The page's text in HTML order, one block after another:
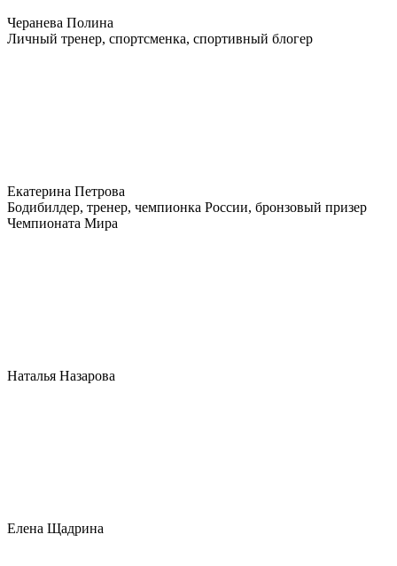
Черанева Полина
Личный тренер, спортсменка, спортивный блогер
Екатерина Петрова
Бодибилдер, тренер, чемпионка России, бронзовый призер
Чемпионата Мира
Наталья Назарова
Елена Щадрина